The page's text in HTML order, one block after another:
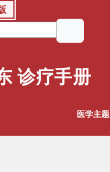
诊疗手册
医学主题